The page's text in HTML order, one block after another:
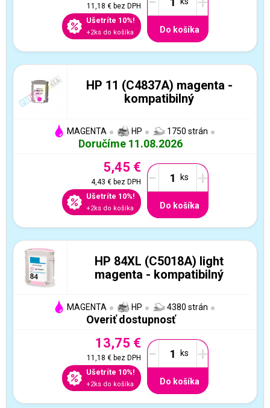
11,18 €bez DPH
Ušetríte 10%!
+2ks do košíka Do košíka
HP 11 (C4837A) magenta -
kompatibilný
MAGENTA HP 1750 strán
Doručíme 11.08.2026
5,45 €
4,43 €bez DPH
Ušetríte 10%!
+2ks do košíka
- +
Do košíka
HP 84XL (C5018A) light
magenta - kompatibilný
MAGENTA HP 4380 strán
Overiť dostupnosť
13,75 €
11,18 €bez DPH
Ušetríte 10%!
+2ks do košíka
- +
Do košíka